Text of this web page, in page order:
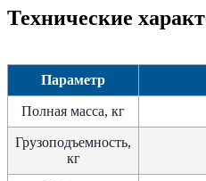
Технические
Параметр
Полная масса, кг
Грузоподъемность,
кг